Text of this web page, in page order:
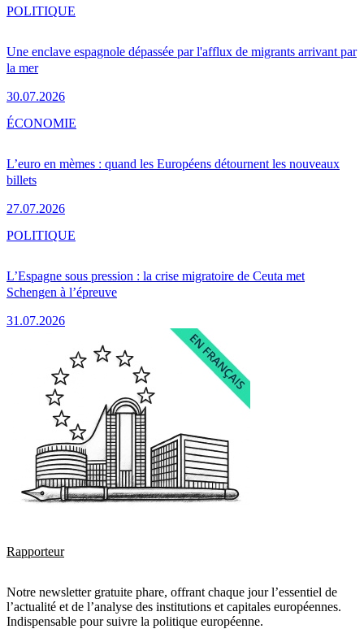
Une enclave espagnole dépassée par l'afflux de migrants arrivant par
la mer
30.07.2026
POLITIQUE
L’euro en mèmes : quand les Européens détournent les nouveaux
billets
27.07.2026
ÉCONOMIE
L’Espagne sous pression : la crise migratoire de Ceuta met
Schengen à l’épreuve
31.07.2026
POLITIQUE
Rapporteur
Notre newsletter gratuite phare, offrant chaque jour l’essentiel de
l’actualité et de l’analyse des institutions et capitales européennes.
Indispensable pour suivre la politique européenne.